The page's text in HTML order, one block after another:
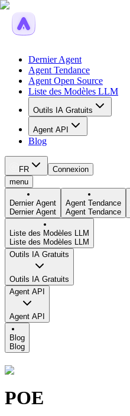
Dernier Agent
Agent Tendance
Agent Open Source
Liste des Modèles LLM
Outils IA Gratuits
Agent API
Blog
FR
Connexion
menu
Dernier Agent
Dernier Agent
Agent Tendance
Agent Tendance
Liste des Modèles LLM
Liste des Modèles LLM
Outils IA Gratuits
Outils IA Gratuits
Agent API
Agent API
Blog
Blog
POE